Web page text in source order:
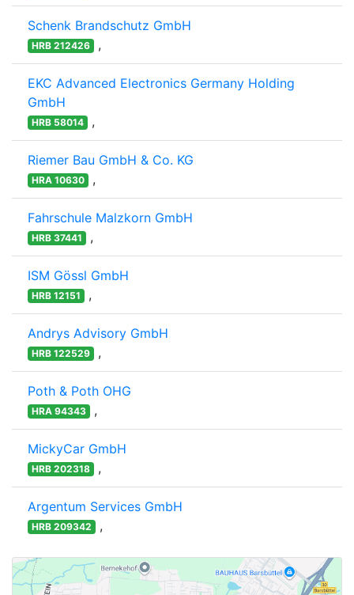
Schenk Brandschutz GmbH
HRB 212426 ,
EKC Advanced Electronics Germany Holding
GmbH
HRB 58014 ,
Riemer Bau GmbH & Co. KG
HRA 10630 ,
Fahrschule Malzkorn GmbH
HRB 37441 ,
ISM Gössl GmbH
HRB 12151 ,
Andrys Advisory GmbH
HRB 122529 ,
Poth & Poth OHG
HRA 94343 ,
MickyCar GmbH
HRB 202318 ,
Argentum Services GmbH
HRB 209342 ,